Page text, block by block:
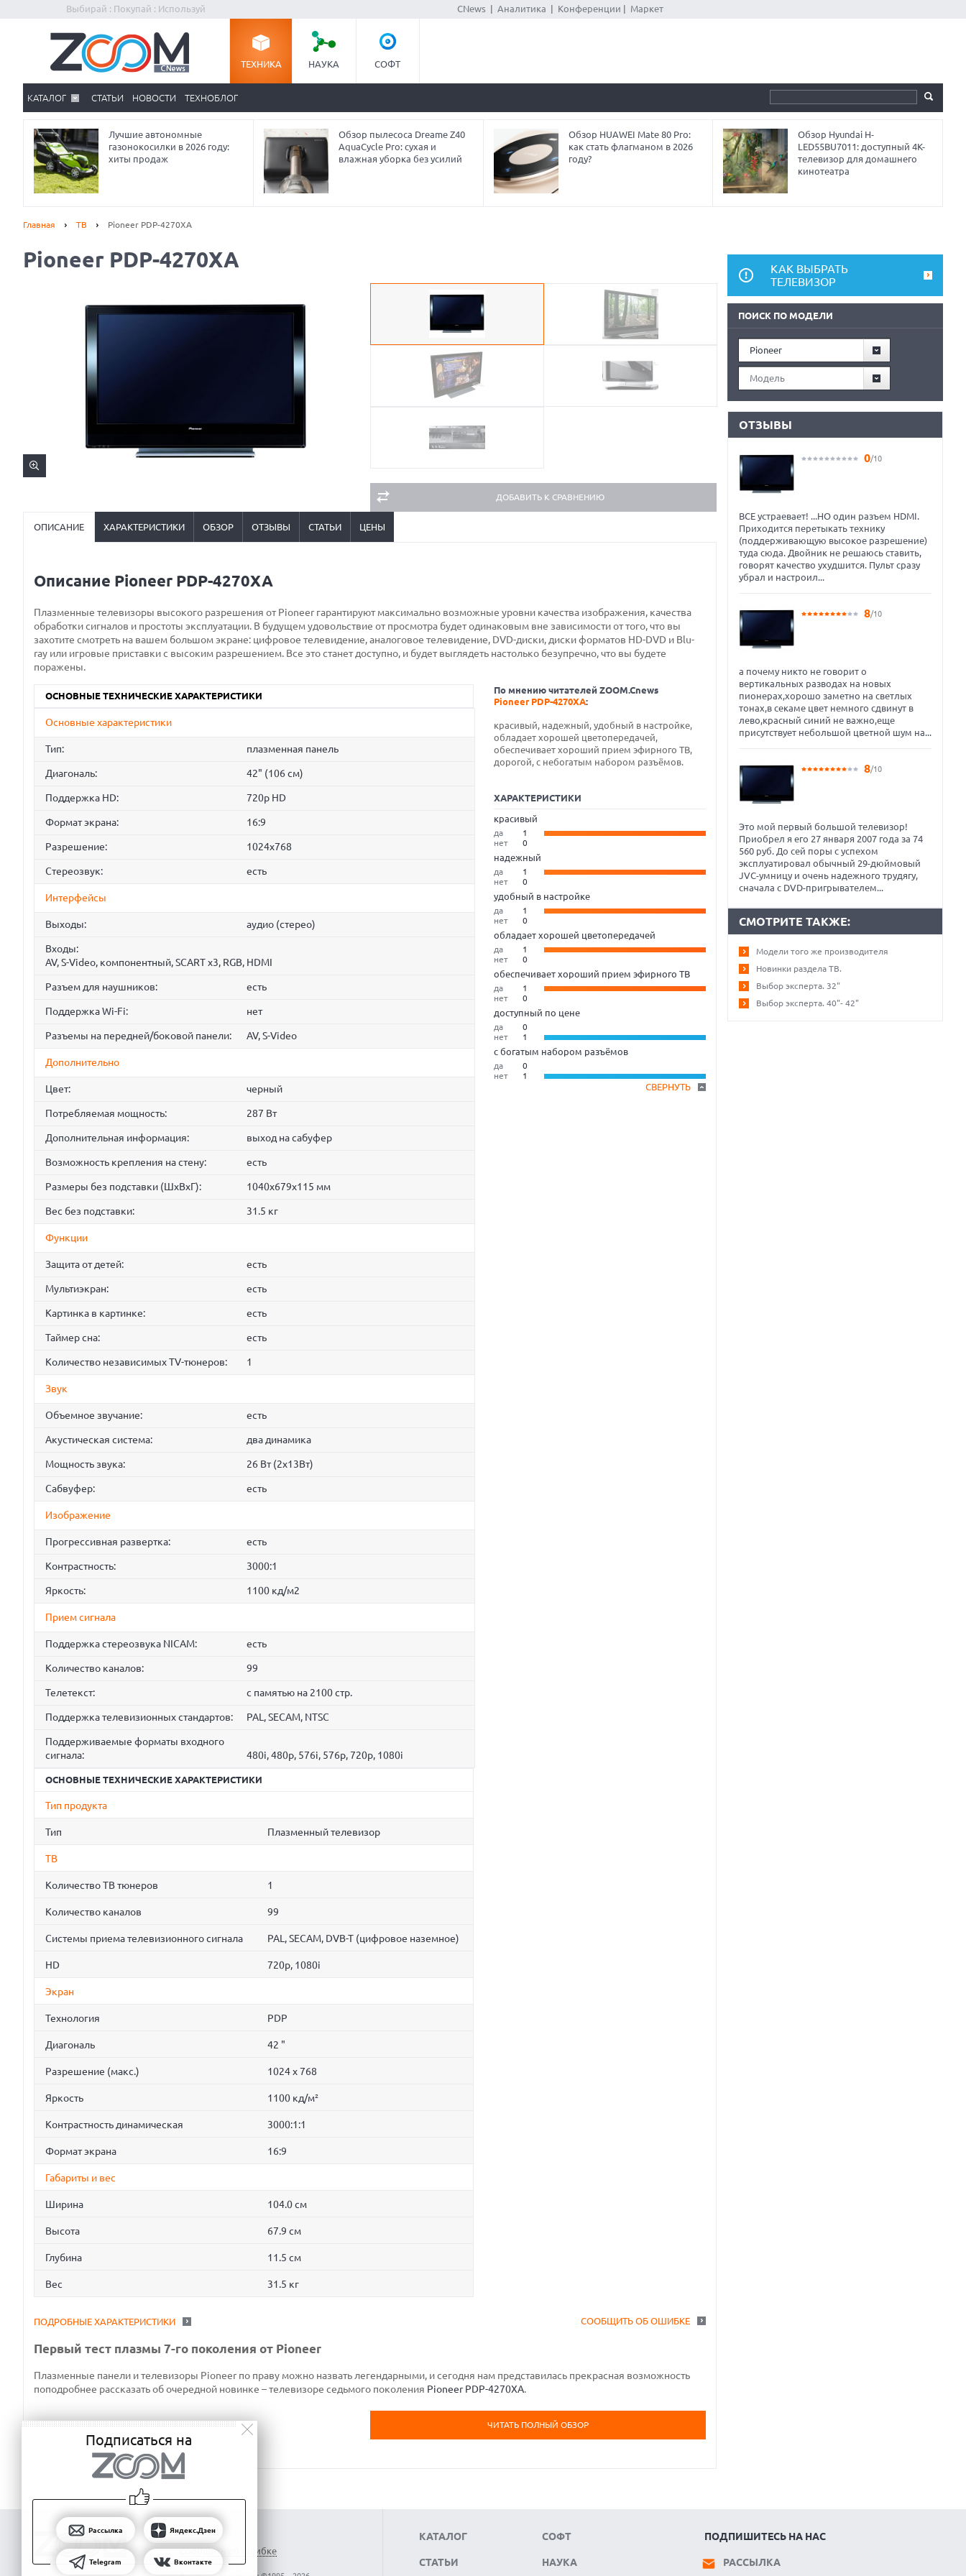
Выбирай : Покупай : Используй CNews| Аналитика Конференции Маркет
ТЕХНИКА НАУКА СОФТ
КАТАЛОГ СТАТЬИ НОВОСТИ ТЕХНОБЛОГ
Лучшие автономные
газонокосилки в 2026 году:
хиты продаж
Обзор пылесоса Dreame Z40
AquaCycle Pro: сухая и
влажная уборка без усилий
Обзор HUAWEI Mate 80 Pro:
как стать флагманом в 2026
году?
Обзор Hyundai H-
LED55BU7011: доступный 4K-
телевизор для домашнего
кинотеатра
Главная ТВ Pioneer PDP-4270XA
Pioneer PDP-4270XA
ДОБАВИТЬ К СРАВНЕНИЮ
ОПИСАНИЕ ХАРАКТЕРИСТИКИ ОБЗОР ОТЗЫВЫ СТАТЬИ ЦЕНЫ
Описание Pioneer PDP-4270XA
Плазменные телевизоры высокого разрешения от Pioneer гарантируют максимально возможные уровни качества изображения, качества
обработки сигналов и простоты эксплуатации. В будущем удовольствие от просмотра будет одинаковым вне зависимости от того, что вы
захотите смотреть на вашем большом экране: цифровое телевидение, аналоговое телевидение, DVD-диски, диски форматов HD-DVD и Blu-
ray или игровые приставки с высоким разрешением. Все это станет доступно, и будет выглядеть настолько безупречно, что вы будете
поражены.
По мнению читателей ZOOM.Cnews
Pioneer PDP-4270XA:
красивый, надежный, удобный в настройке,
обладает хорошей цветопередачей,
обеспечивает хороший прием эфирного ТВ,
дорогой, с небогатым набором разъёмов.
ХАРАКТЕРИСТИКИ
красивый
да
1
нет
0
надежный
да
1
нет
0
удобный в настройке
да
1
нет
0
обладает хорошей цветопередачей
да
1
нет
0
обеспечивает хороший прием эфирного ТВ
да
1
нет
0
доступный по цене
да
0
нет
1
с богатым набором разъёмов
да
0
нет
1
СВЕРНУТЬ
ОСНОВНЫЕ ТЕХНИЧЕСКИЕ ХАРАКТЕРИСТИКИ
Основные характеристики
Тип: плазменная панель
Диагональ: 42" (106 см)
Поддержка HD: 720p HD
Формат экрана: 16:9
Разрешение: 1024x768
Стереозвук: есть
Интерфейсы
Выходы: аудио (стерео)
Входы:
AV, S-Video, компонентный, SCART x3, RGB, HDMI
Разъем для наушников: есть
Поддержка Wi-Fi: нет
Разъемы на передней/боковой панели: AV, S-Video
Дополнительно
Цвет: черный
Потребляемая мощность: 287 Вт
Дополнительная информация: выход на сабуфер
Возможность крепления на стену: есть
Размеры без подставки (ШxВxГ): 1040x679x115 мм
Вес без подставки: 31.5 кг
Функции
Защита от детей: есть
Мультиэкран: есть
Картинка в картинке: есть
Таймер сна: есть
Количество независимых TV-тюнеров: 1
Звук
Объемное звучание: есть
Акустическая система: два динамика
Мощность звука: 26 Вт (2x13Вт)
Сабвуфер: есть
Изображение
Прогрессивная развертка: есть
Контрастность: 3000:1
Яркость: 1100 кд/м2
Прием сигнала
Поддержка стереозвука NICAM: есть
Количество каналов: 99
Телетекст: с памятью на 2100 стр.
Поддержка телевизионных стандартов: PAL, SECAM, NTSC
Поддерживаемые форматы входного
сигнала:
480i, 480p, 576i, 576p, 720p, 1080i
ОСНОВНЫЕ ТЕХНИЧЕСКИЕ ХАРАКТЕРИСТИКИ
Тип продукта
Тип Плазменный телевизор
ТВ
Количество ТВ тюнеров 1
Количество каналов 99
Системы приема телевизионного сигнала PAL, SECAM, DVB-T (цифровое наземное)
HD 720p, 1080i
Экран
Технология PDP
Диагональ 42 "
Разрешение (макс.) 1024 x 768
Яркость 1100 кд/м²
Контрастность динамическая 3000:1:1
Формат экрана 16:9
Габариты и вес
Ширина 104.0 см
Высота 67.9 см
Глубина 11.5 см
Вес 31.5 кг
СООБЩИТЬ ОБ ОШИБКЕ
ПОДРОБНЫЕ ХАРАКТЕРИСТИКИ
Первый тест плазмы 7-го поколения от Pioneer
Плазменные панели и телевизоры Pioneer по праву можно назвать легендарными, и сегодня нам представилась прекрасная возможность
поподробнее рассказать об очередной новинке – телевизоре седьмого поколения Pioneer PDP-4270XA.
ЧИТАТЬ ПОЛНЫЙ ОБЗОР
КАК ВЫБРАТЬ
ТЕЛЕВИЗОР
ПОИСК ПО МОДЕЛИ
Pioneer
Модель
ОТЗЫВЫ
0/10
ВСЕ устраевает! ...НО один разъем HDMI.
Приходится перетыкать технику
(поддерживающую высокое разрешение)
туда сюда. Двойник не решаюсь ставить,
говорят качество ухудшится. Пульт сразу
убрал и настроил...
8/10
а почему никто не говорит о
вертикальных разводах на новых
пионерах,хорошо заметно на светлых
тонах,в секаме цвет немного сдвинут в
лево,красный синий не важно,еще
присутствует небольшой цветной шум на...
8/10
Это мой первый большой телевизор!
Приобрел я его 27 января 2007 года за 74
560 руб. До сей поры с успехом
эксплуатировал обычный 29-дюймовый
JVC-умницу и очень надежного трудягу,
сначала с DVD-пригрывателем...
СМОТРИТЕ ТАКЖЕ:
Модели того же производителя
Новинки раздела ТВ.
Выбор эксперта. 32"
Выбор эксперта. 40"- 42"
Сообщить об ошибке
КАТАЛОГ
СТАТЬИ
СОФТ
НАУКА
ПОДПИШИТЕСЬ НА НАС
РАССЫЛКА
Подписаться на
Рассылка Яндекс.Дзен
Telegram Вконтакте